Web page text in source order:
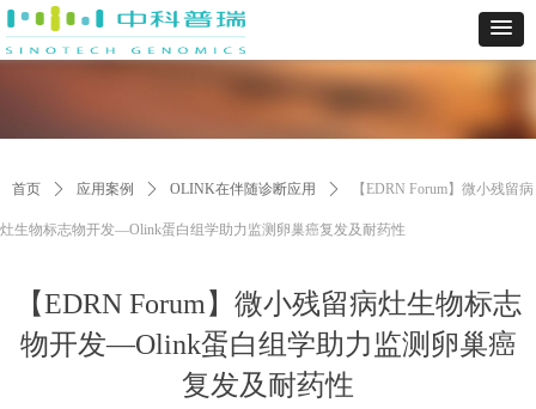
【EDRN Forum】微小残留病灶生物标志
物开发—Olink蛋白组学助力监测卵巢癌
复发及耐药性
首页 ꄲ 应用案例 ꄲ OLINK在伴随诊断应用 ꄲ 【EDRN Forum】微小残留病
灶生物标志物开发—Olink蛋白组学助力监测卵巢癌复发及耐药性